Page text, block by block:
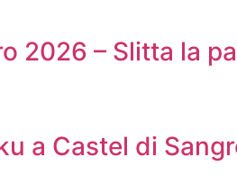
2026 – Slitta la
a Castel di